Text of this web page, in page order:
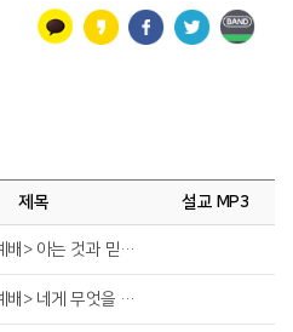
제목 설교 MP3
<주일 5부 예배> 아는 것과 믿는 것
<주일 6부 예배> 네게 무엇을 하여 주기를 원하느냐